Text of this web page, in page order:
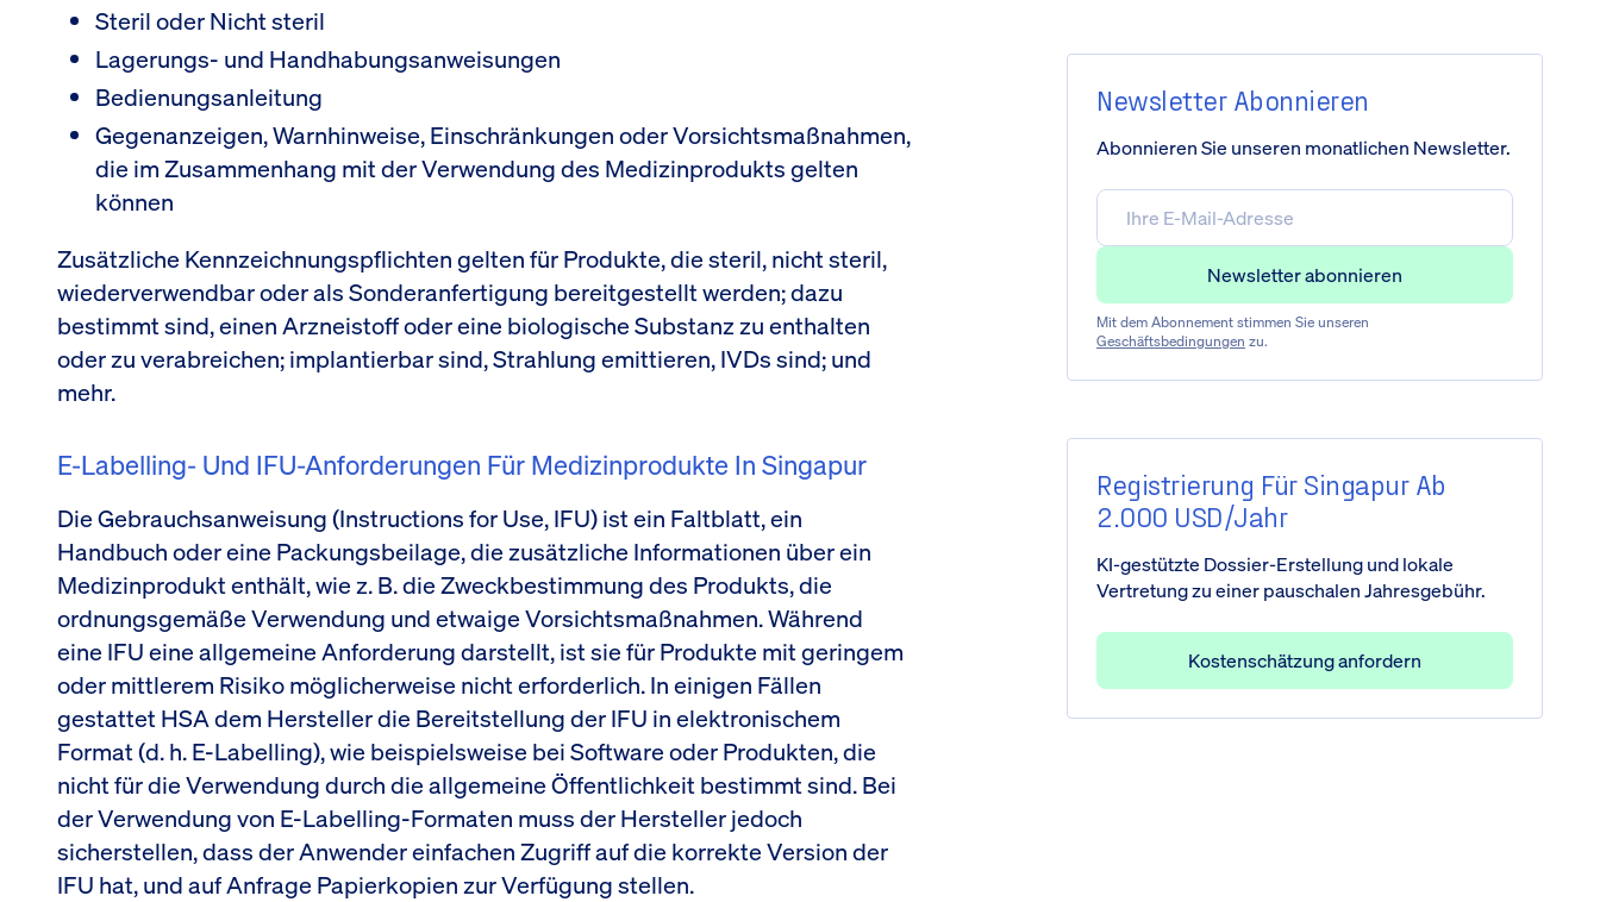
Steril oder Nicht steril
Lagerungs- und Handhabungsanweisungen
Bedienungsanleitung
Gegenanzeigen, Warnhinweise, Einschränkungen oder Vorsichtsmaßnahmen,
die im Zusammenhang mit der Verwendung des Medizinprodukts gelten
können
Zusätzliche Kennzeichnungspflichten gelten für Produkte, die steril, nicht steril,
wiederverwendbar oder als Sonderanfertigung bereitgestellt werden; dazu
bestimmt sind, einen Arzneistoff oder eine biologische Substanz zu enthalten
oder zu verabreichen; implantierbar sind, Strahlung emittieren, IVDs sind; und
mehr.
E-Labelling- Und IFU-Anforderungen Für Medizinprodukte In Singapur
Die Gebrauchsanweisung (Instructions for Use, IFU) ist ein Faltblatt, ein
Handbuch oder eine Packungsbeilage, die zusätzliche Informationen über ein
Medizinprodukt enthält, wie z. B. die Zweckbestimmung des Produkts, die
ordnungsgemäße Verwendung und etwaige Vorsichtsmaßnahmen. Während
eine IFU eine allgemeine Anforderung darstellt, ist sie für Produkte mit geringem
oder mittlerem Risiko möglicherweise nicht erforderlich. In einigen Fällen
gestattet HSA dem Hersteller die Bereitstellung der IFU in elektronischem
Format (d. h. E-Labelling), wie beispielsweise bei Software oder Produkten, die
nicht für die Verwendung durch die allgemeine Öffentlichkeit bestimmt sind. Bei
der Verwendung von E-Labelling-Formaten muss der Hersteller jedoch
sicherstellen, dass der Anwender einfachen Zugriff auf die korrekte Version der
IFU hat, und auf Anfrage Papierkopien zur Verfügung stellen.
Newsletter Abonnieren
Abonnieren Sie unseren monatlichen Newsletter.
Mit dem Abonnement stimmen Sie unseren
Geschäftsbedingungen zu.
Registrierung Für Singapur Ab
2.000 USD/Jahr
KI-gestützte Dossier-Erstellung und lokale
Vertretung zu einer pauschalen Jahresgebühr.
Kostenschätzung anfordern